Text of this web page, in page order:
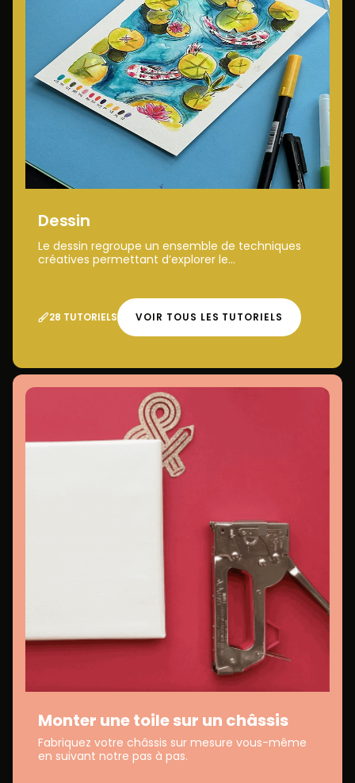
Dessin
Le dessin regroupe un ensemble de techniques
créatives permettant d’explorer le...
28 TUTORIELS VOIR TOUS LES TUTORIELS
Monter une toile sur un châssis
Fabriquez votre châssis sur mesure vous-même
en suivant notre pas à pas.